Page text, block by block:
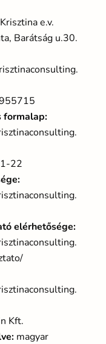
e.v.
Barátság u.30.
formalap:
22
elérhetősége:
Kft.
magyar